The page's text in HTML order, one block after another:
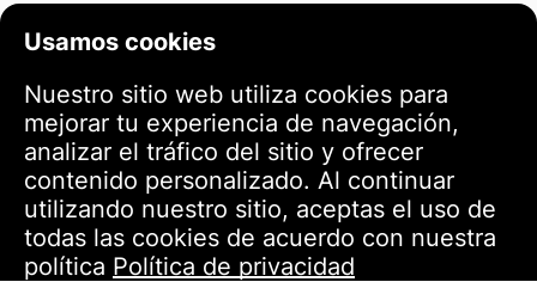
Usamos cookies
Nuestro sitio web utiliza cookies para
mejorar tu experiencia de navegación,
analizar el tráfico del sitio y ofrecer
contenido personalizado. Al continuar
utilizando nuestro sitio, aceptas el uso de
todas las cookies de acuerdo con nuestra
política Política de privacidad
inversión. Usted es el único responsable de sus acciones de
inversión y de los riesgos asociados con ellas.
web no es responsable de ninguna pérdida o daño directo o
indirecto como resultado del uso de la información
proporcionada en el sitio.
Por favor, actúe con precaución y cuidado al tomar decisiones
de inversión.
Términos de uso